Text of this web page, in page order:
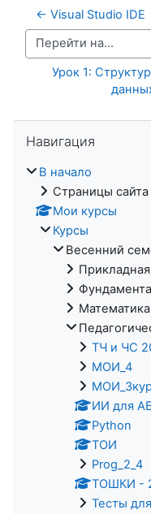
← Visual Studio IDE
Перейти на...
Урок 1:
Навигация
В начало
Страницы сайта
Мои курсы
Курсы
Весенний
ТЧ и ЧС
МОИ_4
ИИ для
Python
ТОИ
Prog_2_4
ТОШКИ -
Тесты